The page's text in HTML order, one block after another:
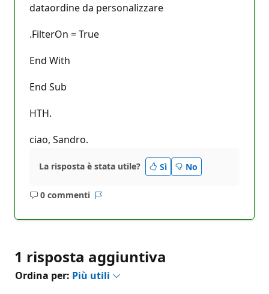
dataordine da personalizzare
.FilterOn = True
End With
End Sub
HTH.
ciao, Sandro.
La risposta è stata utile? Sì No
0 commenti
Nessun
1 risposta aggiuntiva
Ordina per: Più utili